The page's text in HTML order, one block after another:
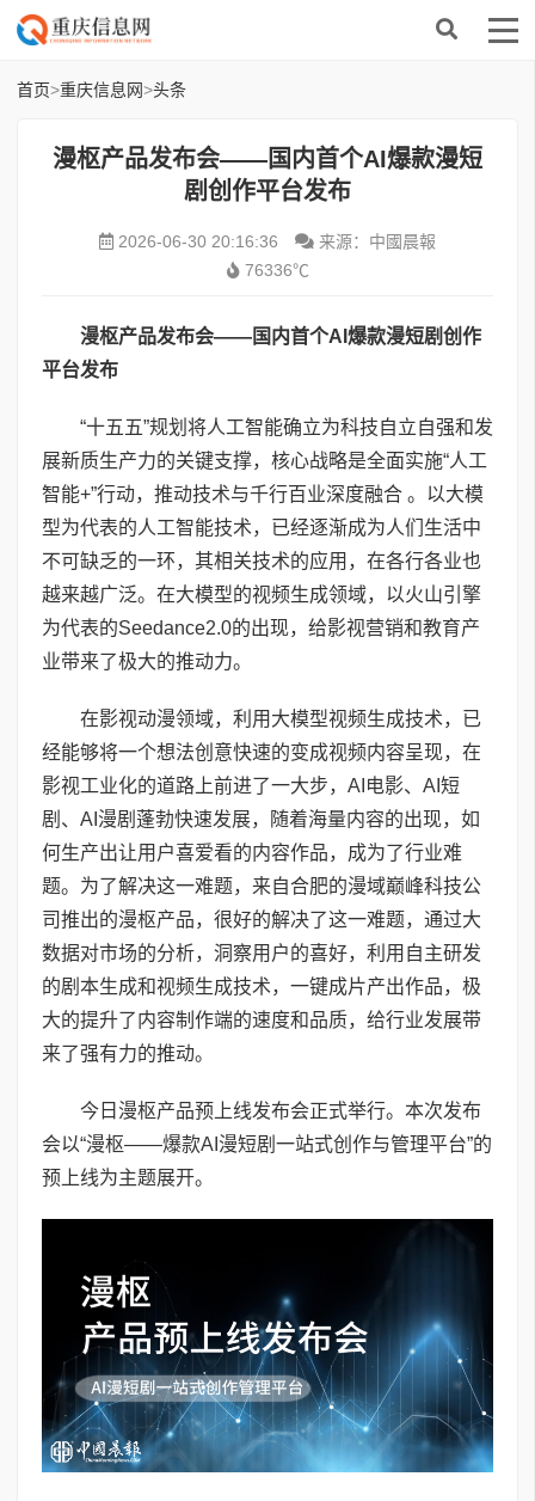
首页>重庆信息网>头条
漫枢产品发布会——国内首个AI爆款漫短
剧创作平台发布
2026-06-30 20:16:36
来源：中國晨報
76336℃
漫枢产品发布会——国内首个AI 爆款漫短剧创作
平台发布
“十五五”规划将人工智能确立为科技自立自强和发
展新质生产力的关键支撑，核心战略是全面实施“人工
智能+”行动，推动技术与千行百业深度融合 。以大模
型为代表的人工智能技术，已经逐渐成为人们生活中
不可缺乏的一环，其相关技术的应用，在各行各业也
越来越广泛。在大模型的视频生成领域，以火山引擎
为代表的Seedance2.0的出现，给影视营销和教育产
业带来了极大的推动力。
在影视动漫领域，利用大模型视频生成技术，已
经能够将一个想法创意快速的变成视频内容呈现，在
影视工业化的道路上前进了一大步，AI电影、AI短
剧、AI漫剧蓬勃快速发展，随着海量内容的出现，如
何生产出让用户喜爱看的内容作品，成为了行业难
题。为了解决这一难题，来自合肥的漫域巅峰科技公
司推出的漫枢产品，很好的解决了这一难题，通过大
数据对市场的分析，洞察用户的喜好，利用自主研发
的剧本生成和视频生成技术，一键成片产出作品，极
大的提升了内容制作端的速度和品质，给行业发展带
来了强有力的推动。
今日漫枢产品预上线发布会正式举行。本次发布
会以“漫枢——爆款AI漫短剧一站式创作与管理平台”的
预上线为主题展开。